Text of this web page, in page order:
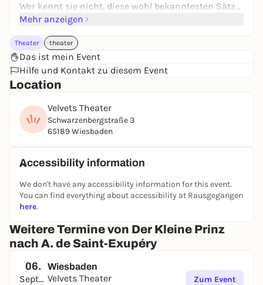
Wer kennt sie nicht, diese wohl bekanntesten Sätze
aus Saint-Exupérys weltberühmter Geschichte. Auf
Lebens gerät der kleine Prinz auf den Planeten Erde
und trifft dort einen notgelandeten Piloten: ihm
erzählt der kleine Prinz nicht nur seine
Lebensgeschichte, sondern auch von seinen bunten
Das Zusammenspiel von Mensch, Puppe und die
Möglichkeiten des Schwarzen Theaters offenbaren
den besonderen, poetischen Charme der Erzählung.
1600 Vorstellungen im In– und Ausland
Für Erwachsene und Kinder ab 8 Jahre
Einlass: 45 Minuten vor Vorstellungsbeginn
Mehr anzeigen
Theater theater
Das ist mein Event
Hilfe und Kontakt zu diesem Event
Location
Velvets Theater
Schwarzenbergstraße 3
65189 Wiesbaden
Accessibility information
We don't have any accessibility information for this event.
You can find everything about accessibility at Rausgegangen
here.
Weitere Termine von Der Kleine Prinz
nach A. de Saint-Exupéry
06.
September
Wiesbaden
Velvets Theater
Zum Event